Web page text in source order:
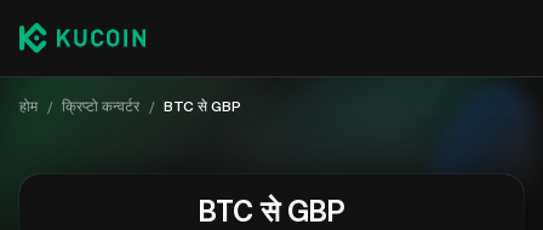
होम / क्रिप्टो कन्वर्टर / BTC से GBP
BTC से GBP